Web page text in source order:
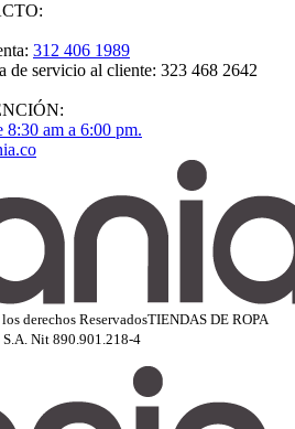
312 406 1989
de servicio al cliente: 323 468 2642
8:30 am a 6:00 pm.
derechos ReservadosTIENDAS DE ROPA
Nit 890.901.218-4